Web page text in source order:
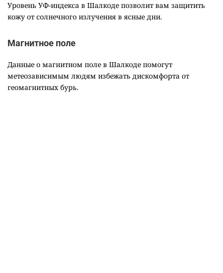
Уровень УФ-индекса в Шалкоде позволит вам защитить
кожу от солнечного излучения в ясные дни.
Магнитное поле
Данные о магнитном поле в Шалкоде помогут
метеозависимым людям избежать дискомфорта от
геомагнитных бурь.